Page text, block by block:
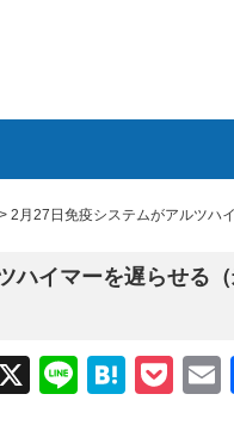
> 2月27日免疫システムがアルツハ
ハイマーを遅らせる
X Line